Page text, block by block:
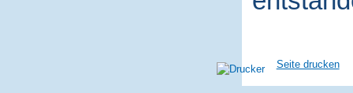
Seite drucken